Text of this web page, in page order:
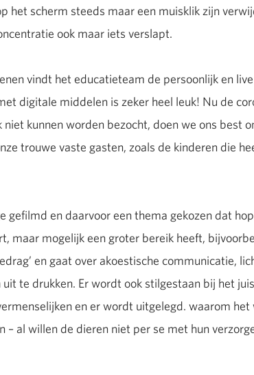
het scherm steeds maar een muisklik zijn
ook maar iets verslapt.
vindt het educatieteam de persoonlijk en
digitale middelen is zeker heel leuk! Nu de
kunnen worden bezocht, doen we ons best
trouwe vaste gasten, zoals de kinderen die
gefilmd en daarvoor een thema gekozen dat
maar mogelijk een groter bereik heeft,
en gaat over akoestische communicatie,
te drukken. Er wordt ook stilgestaan bij het
en er wordt uitgelegd. waarom
– al willen de dieren niet per se met hun